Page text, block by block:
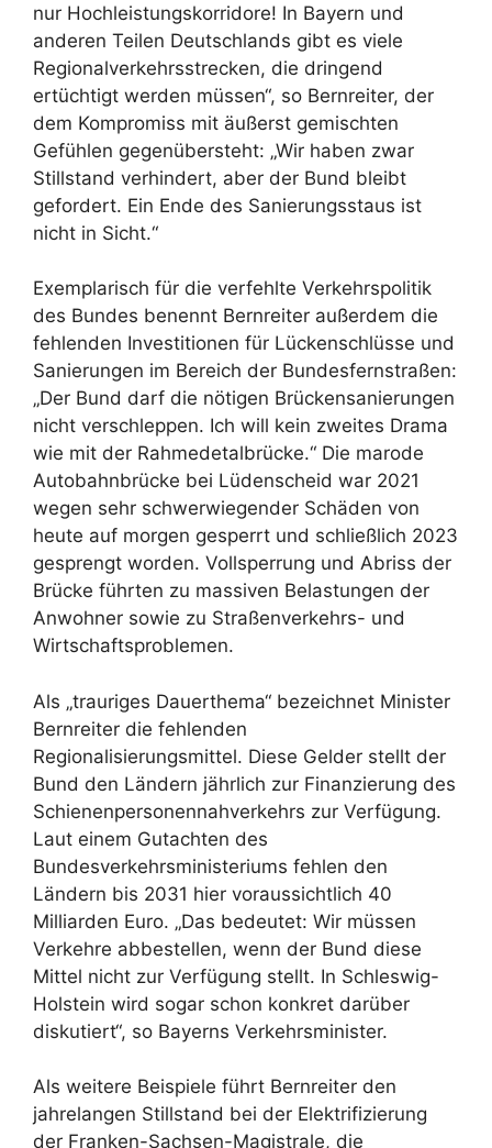
nur Hochleistungskorridore! In Bayern und
anderen Teilen Deutschlands gibt es viele
Regionalverkehrsstrecken, die dringend
ertüchtigt werden müssen“, so Bernreiter, der
dem Kompromiss mit äußerst gemischten
Gefühlen gegenübersteht: „Wir haben zwar
Stillstand verhindert, aber der Bund bleibt
gefordert. Ein Ende des Sanierungsstaus ist
nicht in Sicht.“
Exemplarisch für die verfehlte Verkehrspolitik
des Bundes benennt Bernreiter außerdem die
fehlenden Investitionen für Lückenschlüsse und
Sanierungen im Bereich der Bundesfernstraßen:
„Der Bund darf die nötigen Brückensanierungen
nicht verschleppen. Ich will kein zweites Drama
wie mit der Rahmedetalbrücke.“ Die marode
Autobahnbrücke bei Lüdenscheid war 2021
wegen sehr schwerwiegender Schäden von
heute auf morgen gesperrt und schließlich 2023
gesprengt worden. Vollsperrung und Abriss der
Brücke führten zu massiven Belastungen der
Anwohner sowie zu Straßenverkehrs- und
Wirtschaftsproblemen.
Als „trauriges Dauerthema“ bezeichnet Minister
Bernreiter die fehlenden
Regionalisierungsmittel. Diese Gelder stellt der
Bund den Ländern jährlich zur Finanzierung des
Schienenpersonennahverkehrs zur Verfügung.
Laut einem Gutachten des
Bundesverkehrsministeriums fehlen den
Ländern bis 2031 hier voraussichtlich 40
Milliarden Euro. „Das bedeutet: Wir müssen
Verkehre abbestellen, wenn der Bund diese
Mittel nicht zur Verfügung stellt. In Schleswig-
Holstein wird sogar schon konkret darüber
diskutiert“, so Bayerns Verkehrsminister.
Als weitere Beispiele führt Bernreiter den
jahrelangen Stillstand bei der Elektrifizierung
der Franken-Sachsen-Magistrale, die